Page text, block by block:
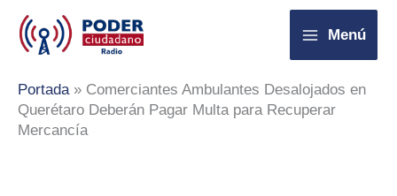
contenido
Menú
Portada» Comerciantes Ambulantes Desalojados en
Querétaro Deberán Pagar Multa para Recuperar
Mercancía